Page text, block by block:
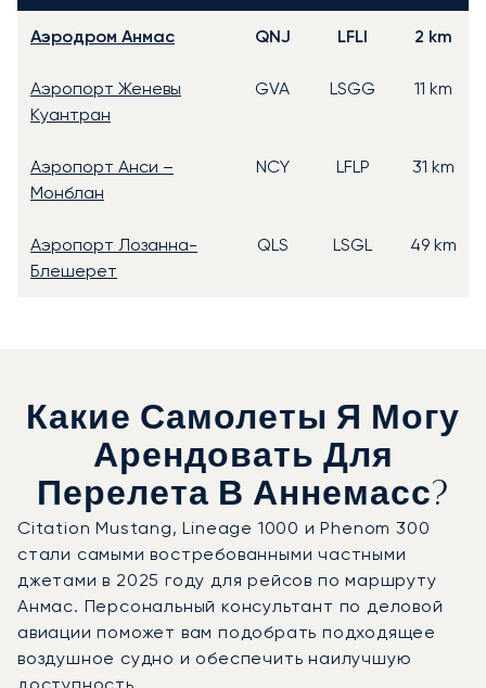
Аэродром Анмас QNJ LFLI 2 km
Аэропорт Женевы
Куантран
GVA LSGG 11 km
Аэропорт Анси –
Монблан
NCY LFLP 31 km
Аэропорт Лозанна-
Блешерет
QLS LSGL 49 km
Какие Самолеты Я Могу
Арендовать Для
Перелета В Аннемасс?
Citation Mustang, Lineage 1000 и Phenom 300
стали самыми востребованными частными
джетами в 2025 году для рейсов по маршруту
Анмас. Персональный консультант по деловой
авиации поможет вам подобрать подходящее
воздушное судно и обеспечить наилучшую
доступность.